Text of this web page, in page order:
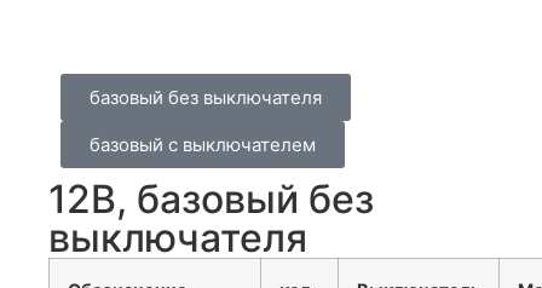
базовый без выключателя
базовый с выключателем
12В, базовый без
выключателя